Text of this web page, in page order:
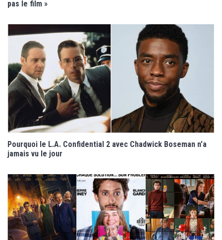
pas le film »
Pourquoi le L.A. Confidential 2 avec Chadwick Boseman n’a
jamais vu le jour